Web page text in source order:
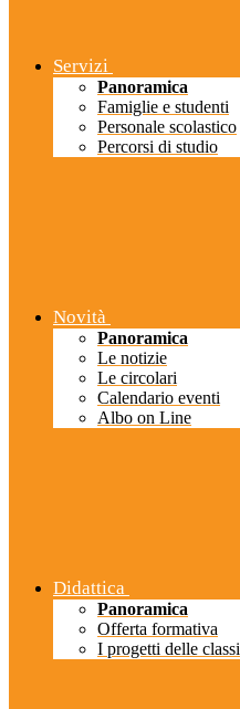
Servizi
Panoramica
Famiglie e studenti
Personale scolastico
Percorsi di studio
Novità
Panoramica
Le notizie
Le circolari
Calendario eventi
Albo on Line
Didattica
Panoramica
Offerta formativa
I progetti delle classi